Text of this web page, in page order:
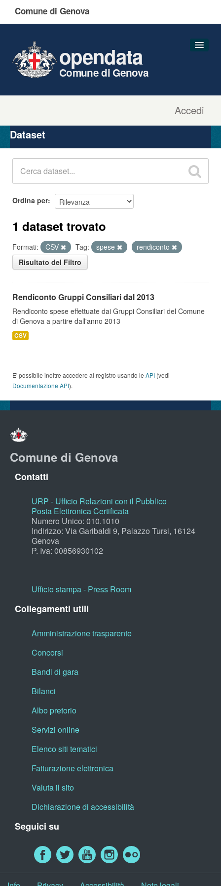
Comune di Genova
Accedi
opendata
Comune di Genova
Organizzazioni
Gruppi
Dataset
Ordina per
1 dataset trovato
Formati: CSV Tag: spese
rendiconto
Risultato del Filtro
Rendiconto Gruppi Consiliari dal 2013
Rendiconto spese effettuate dai Gruppi Consiliari del Comune
di Genova a partire dall'anno 2013
CSV
E' possibile inoltre accedere al registro usando le API (vedi
Documentazione API).
Comune di Genova
Contatti
URP - Ufficio Relazioni con il Pubblico
Posta Elettronica Certificata
Numero Unico: 010.1010
Indirizzo: Via Garibaldi 9, Palazzo Tursi, 16124
Genova
P. Iva: 00856930102
Ufficio stampa - Press Room
Collegamenti utili
Amministrazione trasparente
Concorsi
Bandi di gara
Bilanci
Albo pretorio
Servizi online
Elenco siti tematici
Fatturazione elettronica
Valuta il sito
Dichiarazione di accessibilità
Seguici su